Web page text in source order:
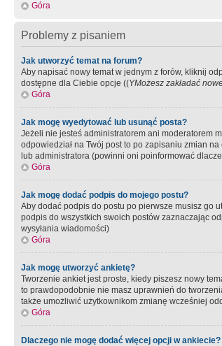
Góra
Problemy z pisaniem
Jak utworzyć temat na forum?
Aby napisać nowy temat w jednym z forów, kliknij
dostępne dla Ciebie opcje ((YMożesz zakładać
Góra
Jak mogę wyedytować lub usunąć posta?
Jeżeli nie jesteś administratorem ani moderatorem
odpowiedział na Twój post to po zapisaniu zmian
lub administratora (powinni oni poinformować
Góra
Jak mogę dodać podpis do mojego postu?
Aby dodać podpis do postu po pierwsze musisz go
podpis do wszystkich swoich postów zaznaczając
wysyłania wiadomości)
Góra
Jak mogę utworzyć ankietę?
Tworzenie ankiet jest proste, kiedy piszesz nowy
to prawdopodobnie nie masz uprawnień do
także umożliwić użytkownikom zmianę wcześniej
Góra
Dlaczego nie mogę dodać więcej opcji w ankiecie?